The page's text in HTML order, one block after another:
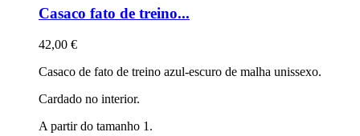
Casaco fato de treino...
42,00 €
Casaco de fato de treino azul-escuro de malha unissexo.
Cardado no interior.
A partir do tamanho 1.